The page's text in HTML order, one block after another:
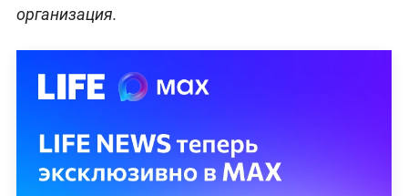
организация.